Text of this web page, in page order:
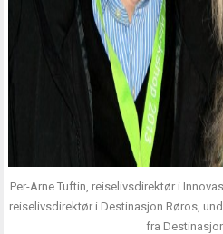
Per-Arne Tuftin, reiselivsdirektør i
reiselivsdirektør i Destinasjon Røros,
fra